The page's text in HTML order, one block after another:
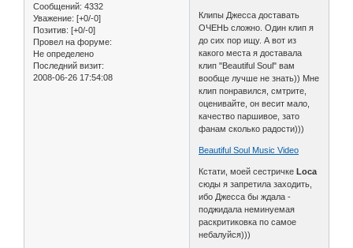
Сообщений: 4332
Уважение: [+0/-0]
Позитив: [+0/-0]
Провел на форуме:
Не определено
Последний визит:
2008-06-26 17:54:08
Клипы Джесса доставать
ОЧЕНЬ сложно. Один клип я
до сих пор ищу. А вот из
какого места я доставала
клип "Beautiful Soul" вам
вообще лучше не знать)) Мне
клип понравился, смтрите,
оценивайте, он весит мало,
качество паршивое, зато
фанам сколько радости)))
Beautiful Soul Music Video
Кстати, моей сестричкеLoсa
сюды я запретила заходить,
ибо Джесса бы ждала -
поджидала неминуемая
раскритиковка по самое
небалуйся)))